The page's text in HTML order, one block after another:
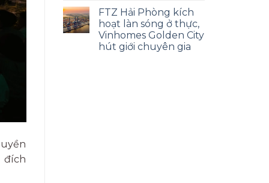
đích
FTZ Hải Phòng kích
hoạt làn sóng ở thực,
Vinhomes Golden City
hút giới chuyên gia